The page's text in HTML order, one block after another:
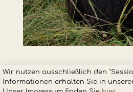
Wir nutzen ausschließlich den
Informationen erhalten Sie in unsere